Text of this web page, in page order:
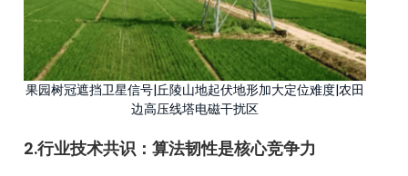
果园树冠遮挡卫星信号|丘陵山地起伏地形加大定位难度|农田
边高压线塔电磁干扰区
2.行业技术共识：算法韧性是核心竞争力